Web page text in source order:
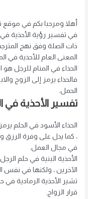
أهلا ومرحبا بكم في
في تفسير رؤية الأحذية
ذات الصلة وفق نهج
المعنى العام للأحذية في
الحذاء في المنام للرجل هو
فالحذاء يرمز إلى الزوج
الحمل.
تفسير الأحذية في
الحذاء الأسود في الحلم
، كما يدل على وفرة الرزق
في مجال العمل.
الأحذية البنية في حلم
الآخرين ، ولكنها في نفس
تشير الأحذية الرمادية في
قرار الزواج.